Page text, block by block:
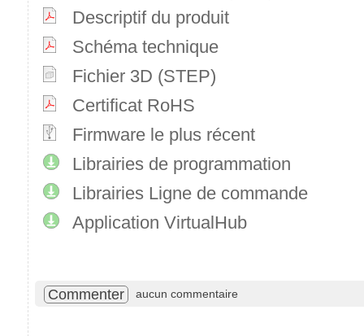
Descriptif du produit
Schéma technique
Fichier 3D (STEP)
Certificat RoHS
Firmware le plus récent
Librairies de programmation
Librairies Ligne de commande
Application VirtualHub
Commenter aucun commentaire